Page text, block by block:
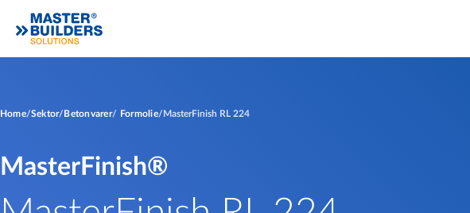
Home Sektor Betonvarer Formolie MasterFinish RL 224
MasterFinish®